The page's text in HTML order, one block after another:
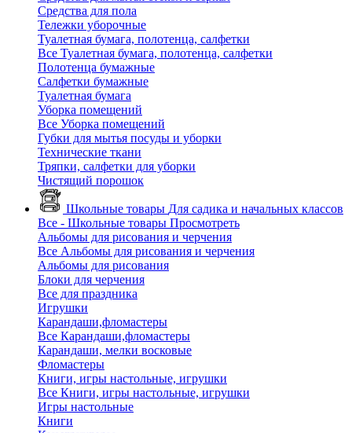
Средства для пола
Тележки уборочные
Туалетная бумага, полотенца, салфетки
Все Туалетная бумага, полотенца, салфетки
Полотенца бумажные
Салфетки бумажные
Туалетная бумага
Уборка помещений
Все Уборка помещений
Губки для мытья посуды и уборки
Технические ткани
Тряпки, салфетки для уборки
Чистящий порошок
Школьные товары Для садика и начальных классов
Все - Школьные товары Просмотреть
Альбомы для рисования и черчения
Все Альбомы для рисования и черчения
Альбомы для рисования
Блоки для черчения
Все для праздника
Игрушки
Карандаши,фломастеры
Все Карандаши,фломастеры
Карандаши, мелки восковые
Фломастеры
Книги, игры настольные, игрушки
Все Книги, игры настольные, игрушки
Игры настольные
Книги